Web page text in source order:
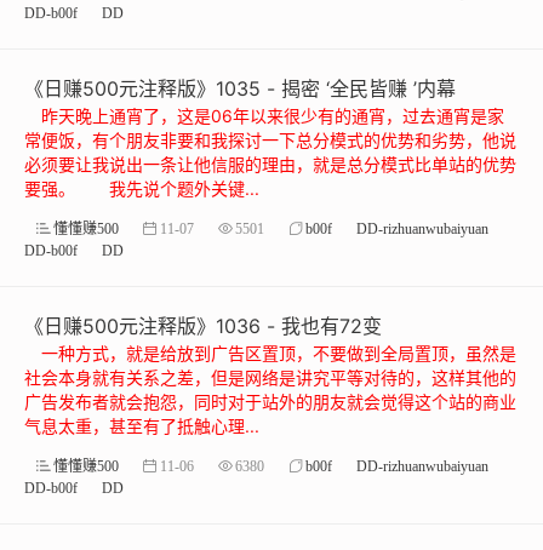
DD-b00f
DD
《日赚500元注释版》1035 - 揭密 ‘全民皆赚 ’内幕
昨天晚上通宵了，这是06年以来很少有的通宵，过去通宵是家
常便饭，有个朋友非要和我探讨一下总分模式的优势和劣势，他说
必须要让我说出一条让他信服的理由，就是总分模式比单站的优势
要强。 我先说个题外关键...
懂懂赚500 11-07 5501 b00f
DD-rizhuanwubaiyuan
DD-b00f
DD
《日赚500元注释版》1036 - 我也有72变
一种方式，就是给放到广告区置顶，不要做到全局置顶，虽然是
社会本身就有关系之差，但是网络是讲究平等对待的，这样其他的
广告发布者就会抱怨，同时对于站外的朋友就会觉得这个站的商业
气息太重，甚至有了抵触心理...
懂懂赚500 11-06 6380 b00f
DD-rizhuanwubaiyuan
DD-b00f
DD